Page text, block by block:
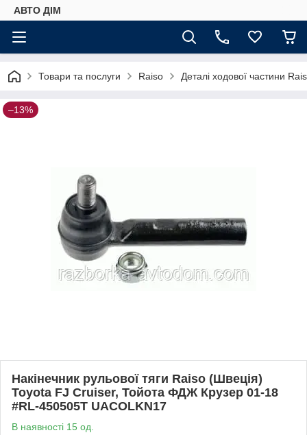
АВТО ДIМ
Товари та послуги Raiso Деталі ходової частини
–13%
Накінечник рульової тяги Raiso (Швеція)
Toyota FJ Cruiser, Тойота ФДЖ Крузер 01-18
#RL-450505T UACOLKN17
В наявності 15 од.